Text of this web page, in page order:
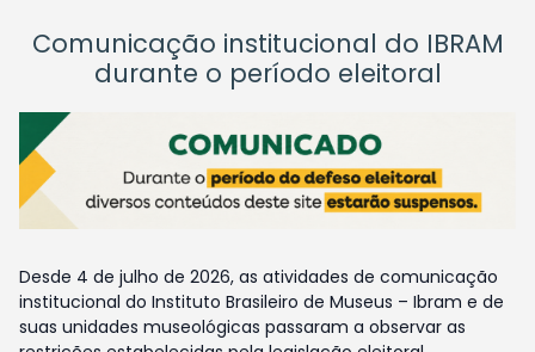
Comunicação institucional do IBRAM
durante o período eleitoral
Desde 4 de julho de 2026, as atividades de comunicação
institucional do Instituto Brasileiro de Museus – Ibram e de
suas unidades museológicas passaram a observar as